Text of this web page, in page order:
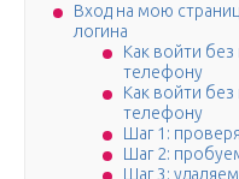
Вход на мою
логина
Как войти без
телефону
Как войти без
телефону
Шаг 1:
Шаг 2:
Шаг 3: